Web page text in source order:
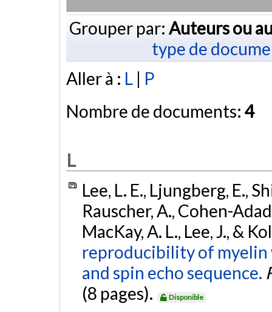
Grouper par: Auteurs ou
type de
Aller à : L | P
Nombre de documents: 4
L
Lee, L. E., Ljungberg, E.,
Rauscher, A., Cohen-
MacKay, A. L., Lee, J., &
reproducibility of myelin
and spin echo sequence.
(8 pages).
Disponible